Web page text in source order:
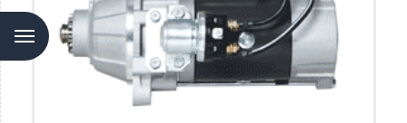
Menu